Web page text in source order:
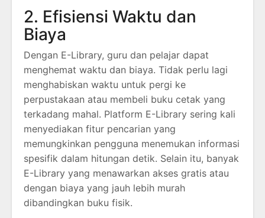
2. Efisiensi Waktu dan
Biaya
Dengan E-Library, guru dan pelajar dapat
menghemat waktu dan biaya. Tidak perlu lagi
menghabiskan waktu untuk pergi ke
perpustakaan atau membeli buku cetak yang
terkadang mahal. Platform E-Library sering kali
menyediakan fitur pencarian yang
memungkinkan pengguna menemukan informasi
spesifik dalam hitungan detik. Selain itu, banyak
E-Library yang menawarkan akses gratis atau
dengan biaya yang jauh lebih murah
dibandingkan buku fisik.